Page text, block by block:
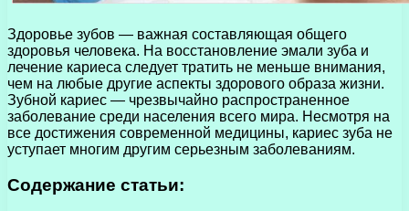
Здоровье зубов — важная составляющая общего
здоровья человека. На восстановление эмали зуба и
лечение кариеса следует тратить не меньше внимания,
чем на любые другие аспекты здорового образа жизни.
Зубной кариес — чрезвычайно распространенное
заболевание среди населения всего мира. Несмотря на
все достижения современной медицины, кариес зуба не
уступает многим другим серьезным заболеваниям.
Содержание статьи: